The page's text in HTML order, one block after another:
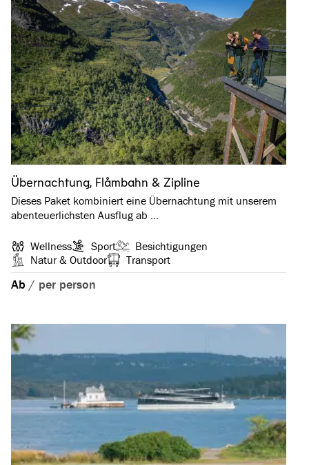
Übernachtung, Flåmbahn & Zipline
Dieses Paket kombiniert eine Übernachtung mit unserem
abenteuerlichsten Ausflug ab …
Wellness Sport
Besichtigungen
Natur & Outdoor
Transport
Ab / per person